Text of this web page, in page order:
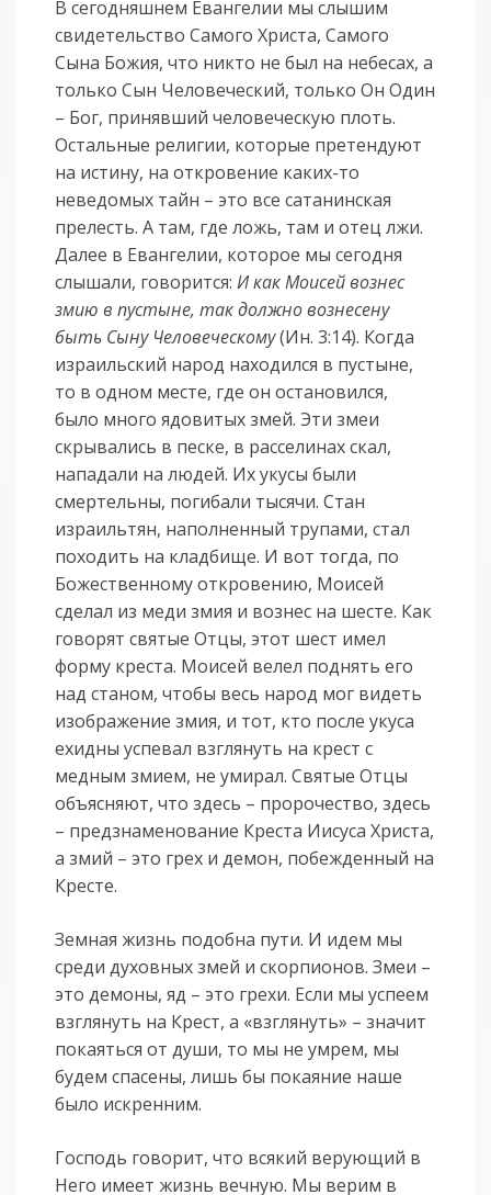
В сегодняшнем Евангелии мы слышим
свидетельство Самого Христа, Самого
Сына Божия, что никто не был на небесах, а
только Сын Человеческий, только Он Один
– Бог, принявший человеческую плоть.
Остальные религии, которые претендуют
на истину, на откровение каких-то
неведомых тайн – это все сатанинская
прелесть. А там, где ложь, там и отец лжи.
Далее в Евангелии, которое мы сегодня
слышали, говорится:И как Моисей вознес
змию в пустыне, так должно вознесену
быть Сыну Человеческому(Ин. 3:14). Когда
израильский народ находился в пустыне,
то в одном месте, где он остановился,
было много ядовитых змей. Эти змеи
скрывались в песке, в расселинах скал,
нападали на людей. Их укусы были
смертельны, погибали тысячи. Стан
израильтян, наполненный трупами, стал
походить на кладбище. И вот тогда, по
Божественному откровению, Моисей
сделал из меди змия и вознес на шесте. Как
говорят святые Отцы, этот шест имел
форму креста. Моисей велел поднять его
над станом, чтобы весь народ мог видеть
изображение змия, и тот, кто после укуса
ехидны успевал взглянуть на крест с
медным змием, не умирал. Святые Отцы
объясняют, что здесь – пророчество, здесь
– предзнаменование Креста Иисуса Христа,
а змий – это грех и демон, побежденный на
Кресте.
Земная жизнь подобна пути. И идем мы
среди духовных змей и скорпионов. Змеи –
это демоны, яд – это грехи. Если мы успеем
взглянуть на Крест, а «взглянуть» – значит
покаяться от души, то мы не умрем, мы
будем спасены, лишь бы покаяние наше
было искренним.
Господь говорит, что всякий верующий в
Него имеет жизнь вечную. Мы верим в